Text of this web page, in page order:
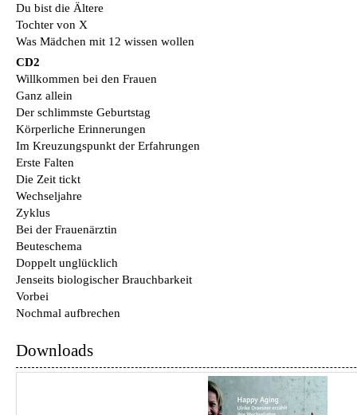
Du bist die Ältere
Tochter von X
Was Mädchen mit 12 wissen wollen
CD2
Willkommen bei den Frauen
Ganz allein
Der schlimmste Geburtstag
Körperliche Erinnerungen
Im Kreuzungspunkt der Erfahrungen
Erste Falten
Die Zeit tickt
Wechseljahre
Zyklus
Bei der Frauenärztin
Beuteschema
Doppelt unglücklich
Jenseits biologischer Brauchbarkeit
Vorbei
Nochmal aufbrechen
Downloads